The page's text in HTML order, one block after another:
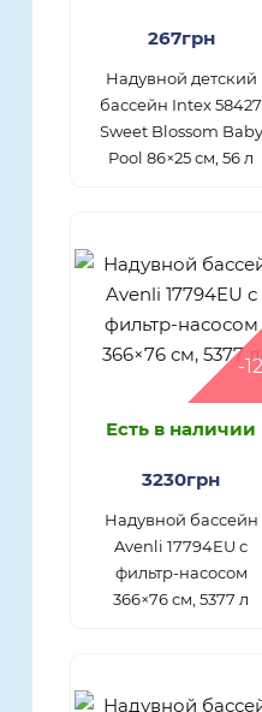
267грн
Надувной детский
бассейн Intex 58427
Sweet Blossom Baby
Pool 86×25 см, 56 л
-
Есть в наличии
3230грн
Надувной бассейн
Avenli 17794EU с
фильтр-насосом
366×76 см, 5377 л